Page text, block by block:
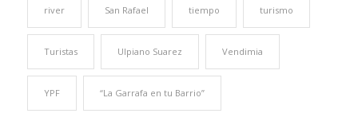
river San Rafael tiempo turismo
Turistas Ulpiano Suarez Vendimia
YPF “La Garrafa en tu Barrio”